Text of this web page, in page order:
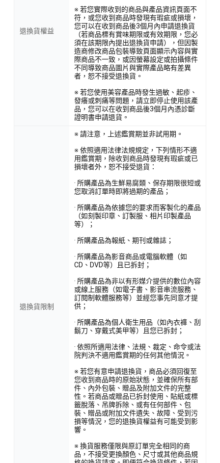
退換貨權益
※ 若您實際收到的商品與產品資訊頁面不
符，或您收到商品時發現有瑕疵或損壞，
您可以在收到商品後3個月內申請退換貨
（若商品標有賞味期限或有效期限，您必
須在該期限內提出退換貨申請），但因製
造商修改商品包裝導致頁面顯示內容與實
際商品不一致，或因螢幕設定或拍攝條件
不同導致商品圖片與實際產品略有差異
者，恕不接受退換貨。
※ 若您使用美容產品時發生過敏、起疹、
發癢或刺痛等問題，請立即停止使用該產
品，您可以在收到商品後3個月內憑診斷
證明書申請退貨。
退換貨限制
※ 請注意，上述鑑賞期並非試用期。
※ 依照適用法律法規規定，下列情形不適
用鑑賞期，除收到商品時發現有瑕疵或已
損壞者外，恕不接受退貨：
· 所購產品為生鮮易腐類、保存期限很短或
您取消訂單時即將過期的產品；
· 所購產品為依據您的要求而客製化的產品
（如刻製印章、訂製服、相片印製產品
等）；
· 所購產品為報紙、期刊或雜誌；
· 所購產品為影音商品或電腦軟體（如
CD、DVD等）且已拆封；
· 所購產品為非以有形媒介提供的數位內容
或線上服務（如電子書、影音串流服務、
訂閱制軟體服務等）並經您事先同意才提
供；
· 所購產品為個人衛生用品（如內衣褲、刮
鬍刀、穿戴式美甲等）且您已拆封；
· 依照所適用法律、法規、裁定、命令或法
院判決不適用鑑賞期的任何其他情況。
※ 若您有意申請退換貨，商品必須回復至
您收到商品時的原始狀態，並確保所有部
件、內外包裝、贈品及附加文件的完整
性。若商品或贈品已拆封使用、貼紙或標
籤脫落、吊牌拆除、或有任何部件、包
裝、贈品或附加文件遺失、故障、受到污
損等情況，您的退換貨權益有可能受到影
響。
※ 換貨服務僅限與原訂單完全相同的商
品，不接受更換顏色、尺寸或其他商品規